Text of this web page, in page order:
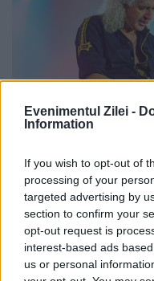
Evenimentul Zilei -
Information
If you wish to opt-out of
processing of your
targeted advertising by
section to confirm your
opt-out request is
interest-based ads
us or personal
Chitaristul
NASA. Cum a
misiune spațială
5 SEPTEMBRIE 2023